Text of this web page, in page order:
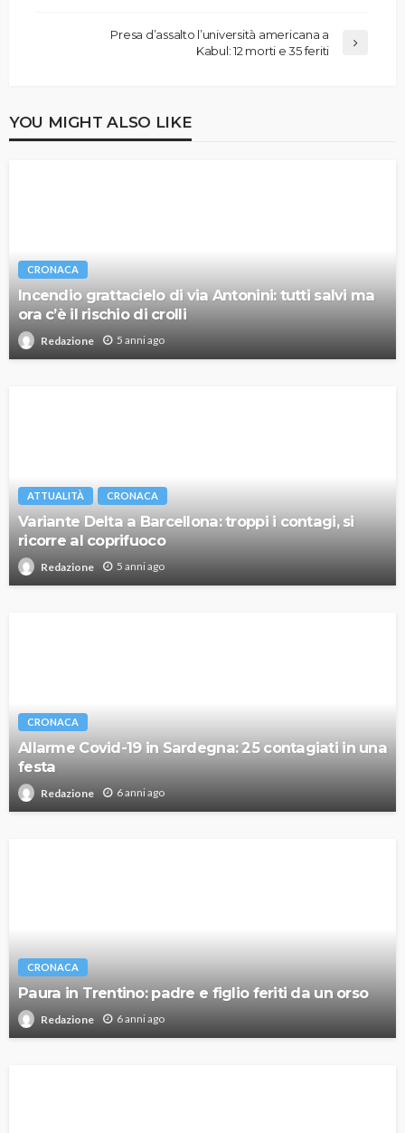
Presa d’assalto l’università americana a
Kabul: 12 morti e 35 feriti
YOU MIGHT ALSO LIKE
CRONACA
Incendio grattacielo di via Antonini: tutti salvi ma
ora c’è il rischio di crolli
Redazione 5 anni ago
ATTUALITÀ CRONACA
Variante Delta a Barcellona: troppi i contagi, si
ricorre al coprifuoco
Redazione 5 anni ago
CRONACA
Allarme Covid-19 in Sardegna: 25 contagiati in una
festa
Redazione 6 anni ago
CRONACA
Paura in Trentino: padre e figlio feriti da un orso
Redazione 6 anni ago